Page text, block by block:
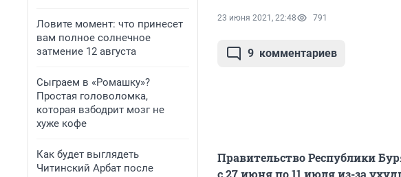
Ловите момент: что принесет
вам полное солнечное
затмение 12 августа
Сыграем в «Ромашку»?
Простая головоломка,
которая взбодрит мозг не
хуже кофе
Как будет выглядеть
Читинский Арбат после
23 июня 2021, 22:48 791
9 комментариев
Правительство Республики
с 27 июня по 11 июля из-за